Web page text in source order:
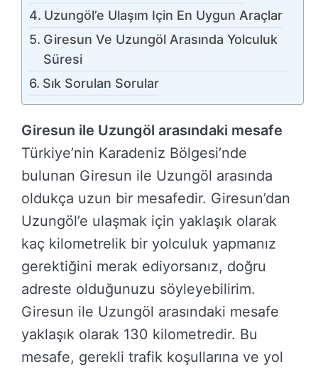
Uzungöl’e Ulaşım Için En Uygun Araçlar
Giresun Ve Uzungöl Arasında Yolculuk
Süresi
Sık Sorulan Sorular
Giresun ile Uzungöl arasındaki mesafe
Türkiye’nin Karadeniz Bölgesi’nde
bulunan Giresun ile Uzungöl arasında
oldukça uzun bir mesafedir. Giresun’dan
Uzungöl’e ulaşmak için yaklaşık olarak
kaç kilometrelik bir yolculuk yapmanız
gerektiğini merak ediyorsanız, doğru
adreste olduğunuzu söyleyebilirim.
Giresun ile Uzungöl arasındaki mesafe
yaklaşık olarak 130 kilometredir. Bu
mesafe, gerekli trafik koşullarına ve yol